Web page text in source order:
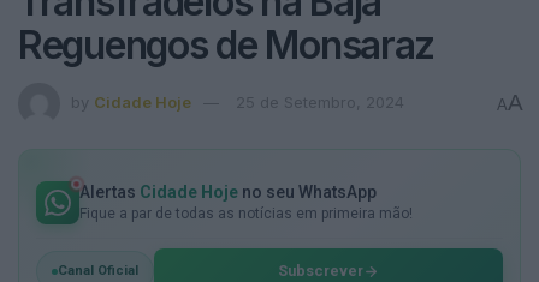
Reguengos de Monsaraz
by Cidade Hoje 25 de Setembro, 2024 AA
Alertas Cidade Hoje no seu WhatsApp
Fique a par de todas as notícias em primeira mão!
Canal Oficial Subscrever